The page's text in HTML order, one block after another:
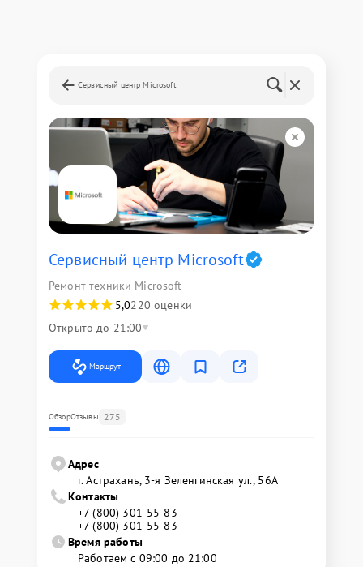
Сервисный центр Microsoft
Сервисный центр Microsoft
Ремонт техники Microsoft
5,0220 оценки
Открыто до 21:00
Маршрут
ОбзорОтзывы 275
Адрес
г. Астрахань, 3-я Зеленгинская ул., 56А
Контакты
+7 (800) 301-55-83
+7 (800) 301-55-83
Время работы
Работаем с 09:00 до 21:00